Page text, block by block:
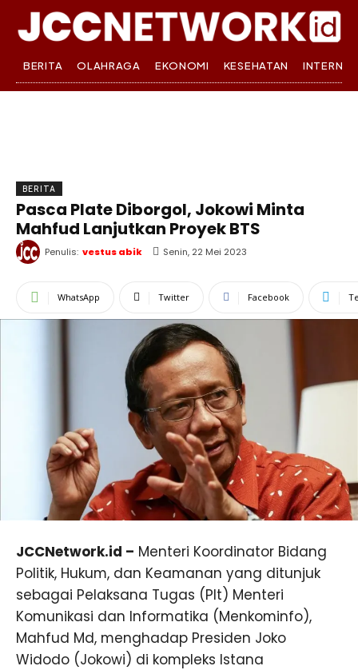
BERITA OLAHRAGA EKONOMI KESEHATAN
BERITA
Pasca Plate Diborgol, Jokowi Minta
Mahfud Lanjutkan Proyek BTS
Penulis: vestus abik Senin, 22 Mei 2023
WhatsApp Twitter Facebook
JCCNetwork.id – Menteri Koordinator Bidang
Politik, Hukum, dan Keamanan yang ditunjuk
sebagai Pelaksana Tugas (Plt) Menteri
Komunikasi dan Informatika (Menkominfo),
Mahfud Md, menghadap Presiden Joko
Widodo (Jokowi) di kompleks Istana